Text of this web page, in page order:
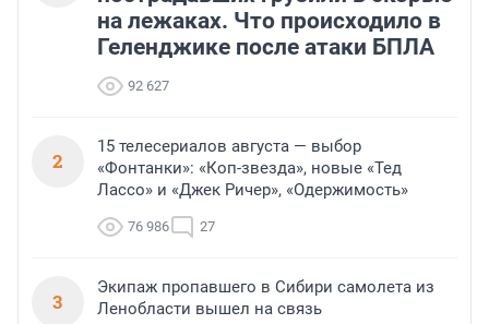
на лежаках. Что происходило в
Геленджике после атаки БПЛА
92 627
2
15 телесериалов августа — выбор
«Фонтанки»: «Коп-звезда», новые «Тед
Лассо» и «Джек Ричер», «Одержимость»
76 986 27
3
Экипаж пропавшего в Сибири самолета из
Ленобласти вышел на связь